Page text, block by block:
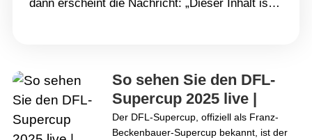
dann erscheint die Nachricht: „Dieser Inhalt ist
Spitzenzeiten oder werden erkannt und
blockiert. Turbo VPN bietet eine zuverlässige
Lösung und ermöglicht den&hellip; Continue
reading Der beste kostenlose VPN für Streaming
So sehen Sie den DFL-
Supercup 2025 live |
Turbo VPN
Der DFL-Supercup, offiziell als Franz-
Beckenbauer-Supercup bekannt, ist der